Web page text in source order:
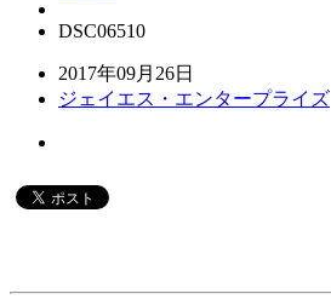
DSC06510
2017年09月26日
ジェイエス・エンタープライズ